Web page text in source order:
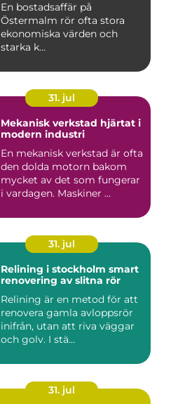
En bostadsaffär på
Östermalm rör ofta stora
ekonomiska värden och
starka k...
31. jul
Mekanisk verkstad hjärtat i
modern industri
En mekanisk verkstad är ofta
den dolda motorn bakom
mycket av det som fungerar
i vardagen. Maskiner ...
31. jul
Relining i stockholm smart
renovering av slitna rör
Relining är en metod för att
renovera gamla avloppsrör
inifrån, utan att riva väggar
och golv. I stä...
31. jul